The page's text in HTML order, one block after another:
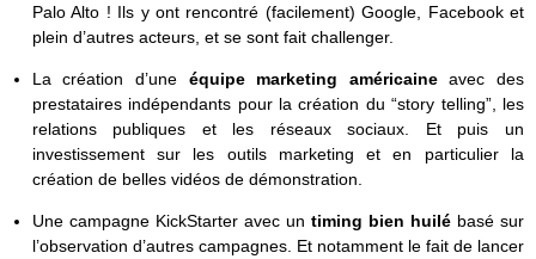
Palo Alto ! Ils y ont rencontré (facilement) Google, Facebook et
plein d’autres acteurs, et se sont fait challenger.
La création d’une équipe marketing américaineavec des
prestataires indépendants pour la création du “story telling”, les
relations publiques et les réseaux sociaux. Et puis un
investissement sur les outils marketing et en particulier la
création de belles vidéos de démonstration.
Une campagne KickStarter avec un timing bien huilé basé sur
l’observation d’autres campagnes. Et notamment le fait de lancer